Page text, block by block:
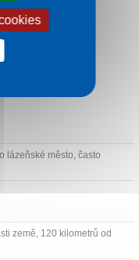
lázeňské město, často
země, 120 kilometrů od